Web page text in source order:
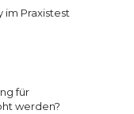
im Praxistest
für
werden?